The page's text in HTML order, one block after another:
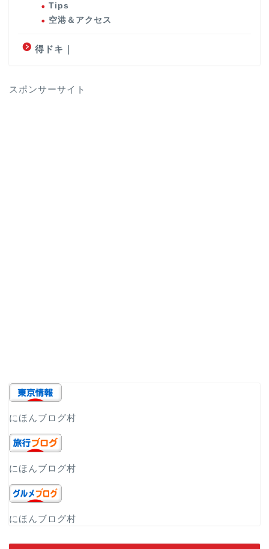
Tips
空港＆アクセス
得ドキ｜
スポンサーサイト
にほんブログ村
にほんブログ村
にほんブログ村